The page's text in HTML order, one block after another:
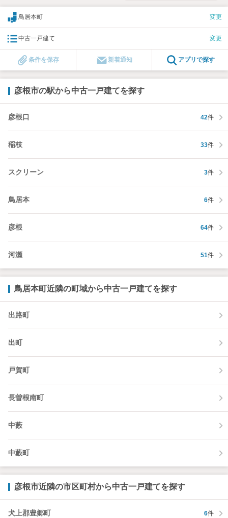
鳥居本町 変更
中古一戸建て 変更
条件を保存 新着通知 アプリで探す
彦根市の駅から中古一戸建てを探す
彦根口 42件
稲枝 33件
スクリーン 3件
鳥居本 6件
彦根 64件
河瀬 51件
鳥居本町近隣の町域から中古一戸建てを探す
出路町
出町
戸賀町
長曽根南町
中藪
中藪町
彦根市近隣の市区町村から中古一戸建てを探す
犬上郡豊郷町 6件